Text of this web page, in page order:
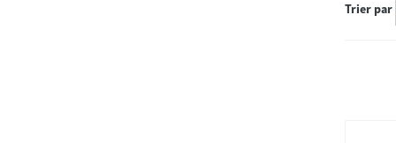
Trier par